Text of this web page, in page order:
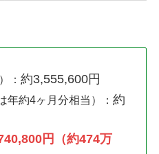
：約3,555,600円
年約4ヶ月分相当）：約
円（約474万